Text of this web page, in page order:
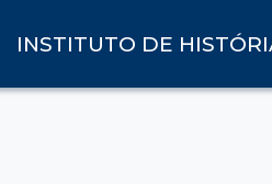
INSTITUTO DE